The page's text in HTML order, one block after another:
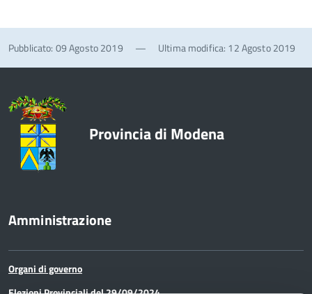
Pubblicato: 09 Agosto 2019 — Ultima modifica: 12 Agosto 2019
Provincia di Modena
Amministrazione
Organi di governo